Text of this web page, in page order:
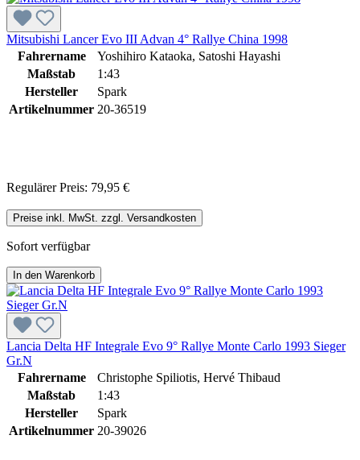
Mitsubishi Lancer Evo III Advan 4° Rallye China 1998
Fahrername
Yoshihiro Kataoka, Satoshi Hayashi
Maßstab
1:43
Hersteller
Spark
Artikelnummer 20-36519
Regulärer Preis: 79,95 €
Preise inkl. MwSt. zzgl. Versandkosten
Sofort verfügbar
In den Warenkorb
Lancia Delta HF Integrale Evo 9° Rallye Monte Carlo 1993 Sieger
Gr.N
Fahrername
Christophe Spiliotis, Hervé Thibaud
Maßstab
1:43
Hersteller
Spark
Artikelnummer 20-39026